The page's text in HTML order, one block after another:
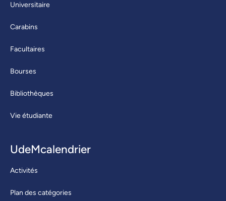
Universitaire
Carabins
Facultaires
Bourses
Bibliothèques
Vie étudiante
UdeMcalendrier
Activités
Plan des catégories